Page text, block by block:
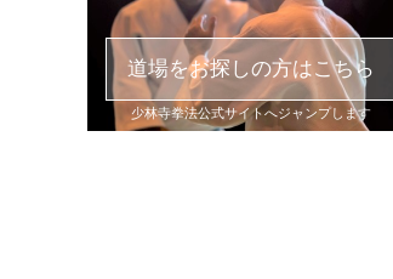
道場をお探しの方はこちら
少林寺拳法公式サイトへジャンプします